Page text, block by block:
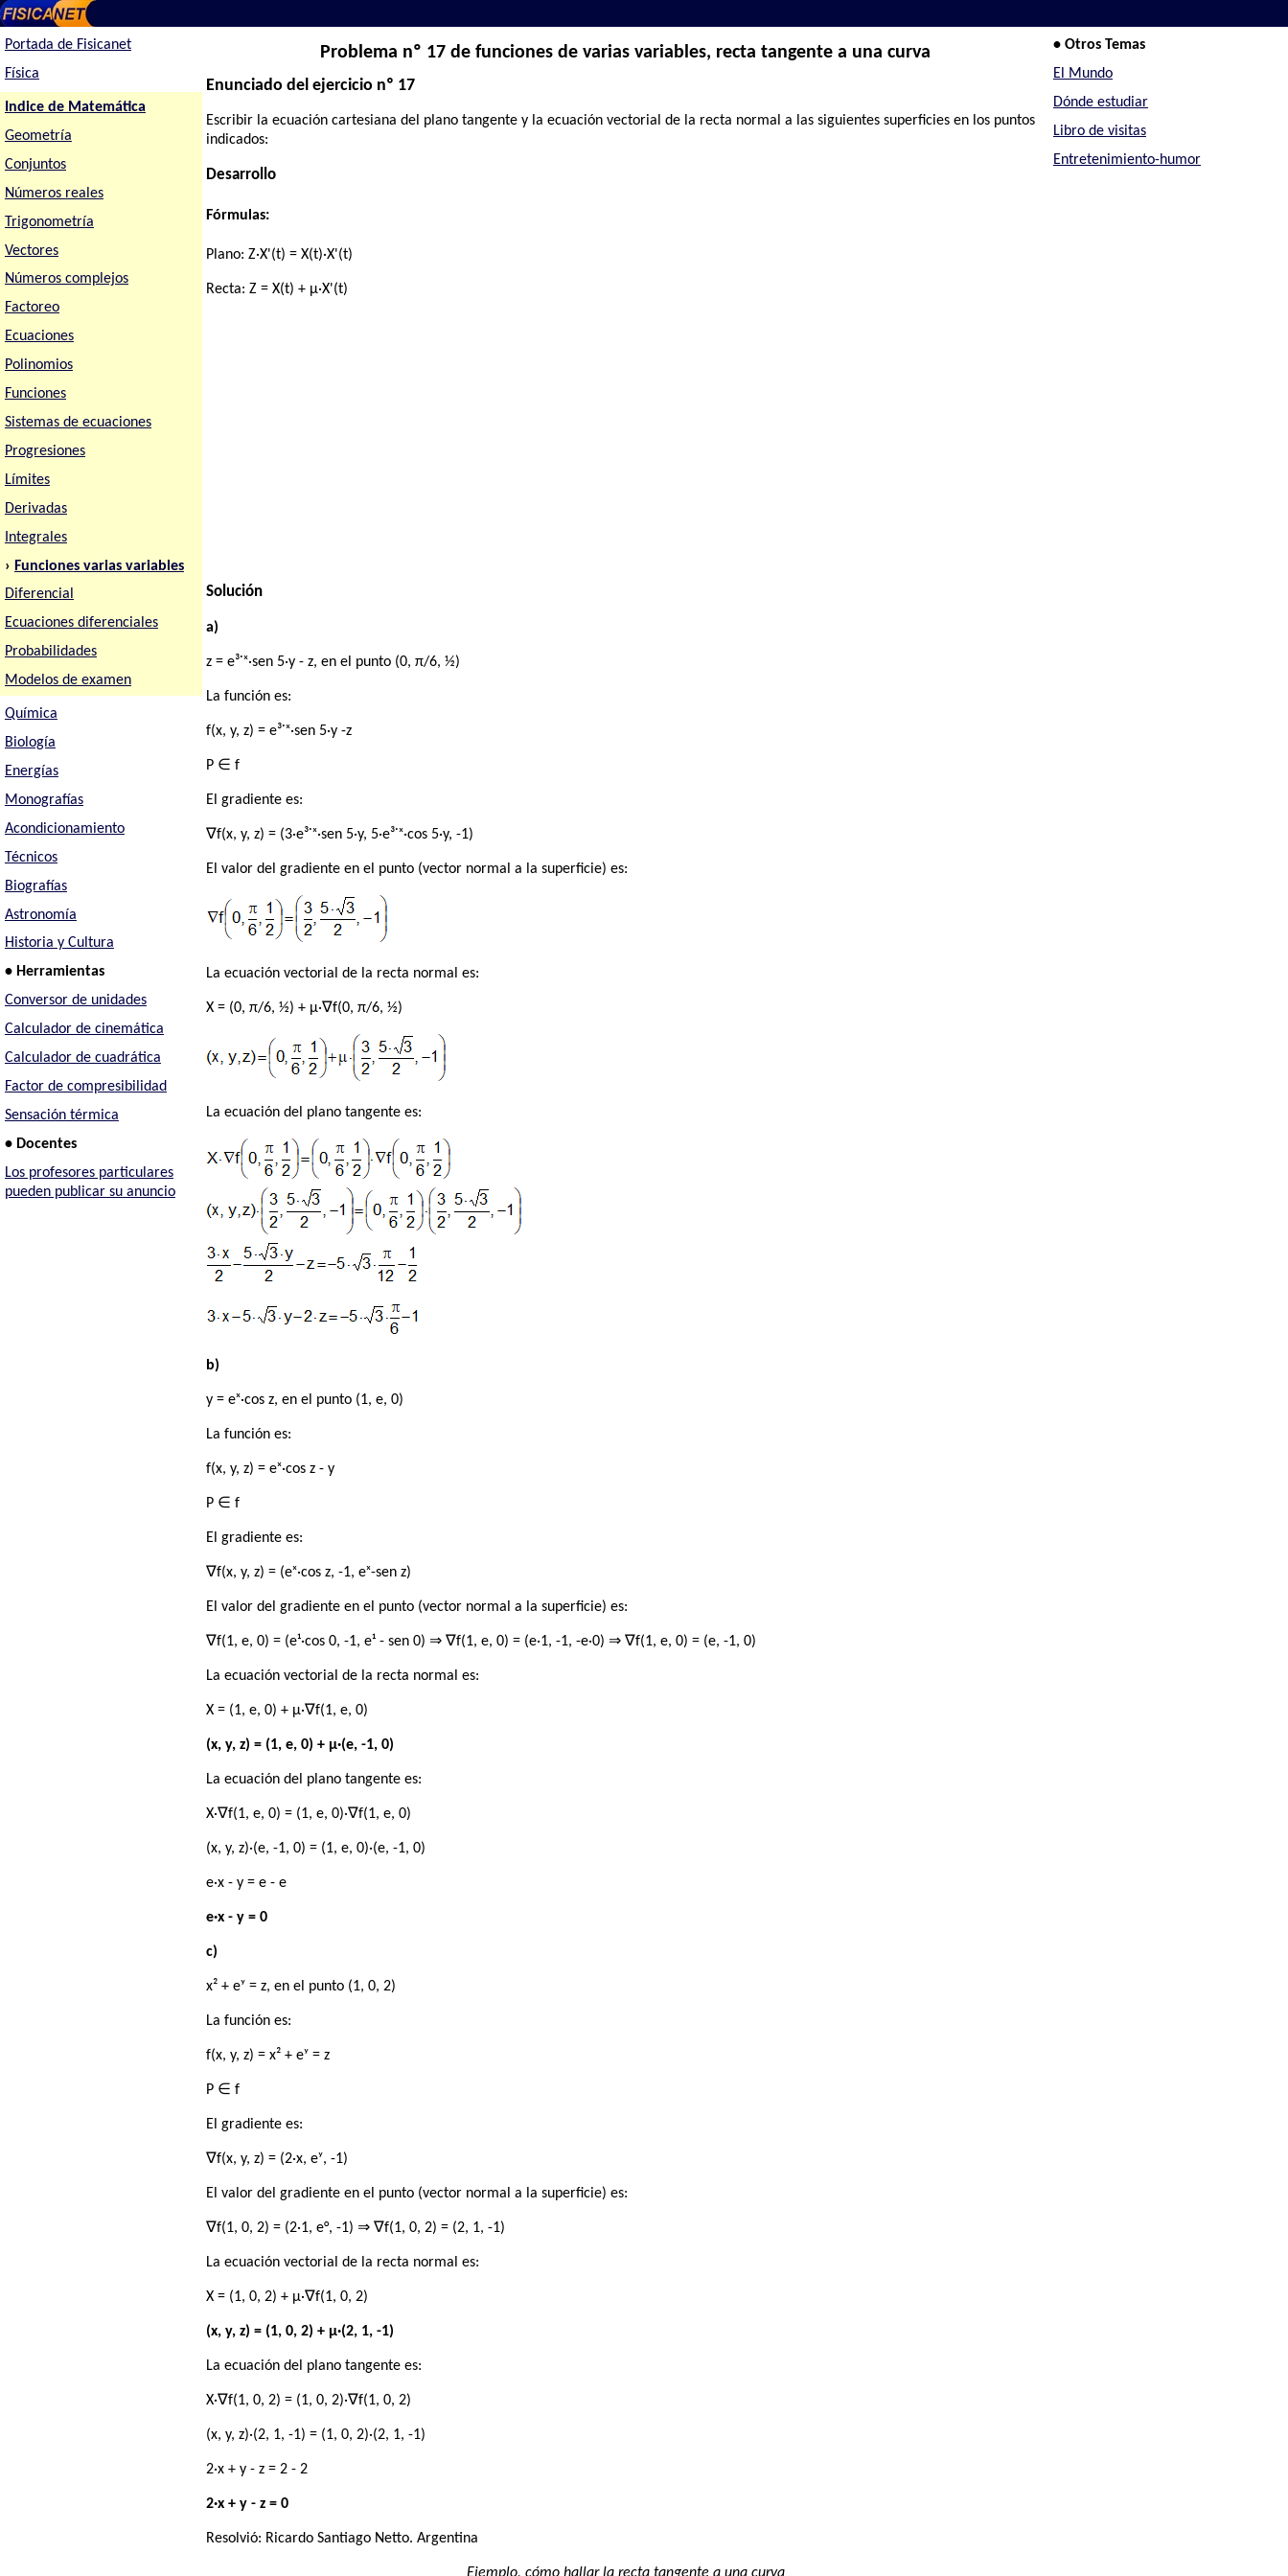
Portada de Fisicanet
Física
Indice de Matemática
Geometría
Conjuntos
Números reales
Trigonometría
Vectores
Números complejos
Factoreo
Ecuaciones
Polinomios
Funciones
Sistemas de ecuaciones
Progresiones
Límites
Derivadas
Integrales
› Funciones varias variables
Diferencial
Ecuaciones diferenciales
Probabilidades
Modelos de examen
Química
Biología
Energías
Monografías
Acondicionamiento
Técnicos
Biografías
Astronomía
Historia y Cultura
• Herramientas
Conversor de unidades
Calculador de cinemática
Calculador de cuadrática
Factor de compresibilidad
Sensación térmica
• Docentes
Los profesores particulares
pueden publicar su anuncio
Problema nº 17 de funciones de varias variables, recta tangente a una curva
Enunciado del ejercicio nº 17
Escribir la ecuación cartesiana del plano tangente y la ecuación vectorial de la recta normal a las siguientes superficies en los puntos
indicados:
Desarrollo
Fórmulas:
Plano:Z·X'(t) = X(t)·X'(t)
Recta:Z = X(t) + μ·X'(t)
Solución
a)
z = e³˙ˣ·sen 5·y - z, en el punto (0, π/6, ½)
La función es:
f(x, y, z) = e³˙ˣ·sen 5·y -z
P ∈ f
El gradiente es:
∇f(x, y, z) = (3·e³˙ˣ·sen 5·y, 5·e³˙ˣ·cos 5·y, -1)
El valor del gradiente en el punto (vector normal a la superficie) es:
La ecuación vectorial de la recta normal es:
X = (0, π/6, ½) + μ·∇f(0, π/6, ½)
La ecuación del plano tangente es:
b)
y = eˣ·cos z, en el punto (1, e, 0)
La función es:
f(x, y, z) = eˣ·cos z - y
P ∈ f
El gradiente es:
∇f(x, y, z) = (eˣ·cos z, -1, eˣ-sen z)
El valor del gradiente en el punto (vector normal a la superficie) es:
∇f(1, e, 0) = (e¹·cos 0, -1, e¹ - sen 0) ⇒ ∇f(1, e, 0) = (e·1, -1, -e·0) ⇒ ∇f(1, e, 0) = (e, -1, 0)
La ecuación vectorial de la recta normal es:
X = (1, e, 0) + μ·∇f(1, e, 0)
(x, y, z) = (1, e, 0) + μ·(e, -1, 0)
La ecuación del plano tangente es:
X·∇f(1, e, 0) = (1, e, 0)·∇f(1, e, 0)
(x, y, z)·(e, -1, 0) = (1, e, 0)·(e, -1, 0)
e·x - y = e - e
e·x - y = 0
c)
x² + eʸ = z, en el punto (1, 0, 2)
La función es:
f(x, y, z) = x² + eʸ = z
P ∈ f
El gradiente es:
∇f(x, y, z) = (2·x, eʸ, -1)
El valor del gradiente en el punto (vector normal a la superficie) es:
∇f(1, 0, 2) = (2·1, e°, -1) ⇒ ∇f(1, 0, 2) = (2, 1, -1)
La ecuación vectorial de la recta normal es:
X = (1, 0, 2) + μ·∇f(1, 0, 2)
(x, y, z) = (1, 0, 2) + μ·(2, 1, -1)
La ecuación del plano tangente es:
X·∇f(1, 0, 2) = (1, 0, 2)·∇f(1, 0, 2)
(x, y, z)·(2, 1, -1) = (1, 0, 2)·(2, 1, -1)
2·x + y - z = 2 - 2
2·x + y - z = 0
Resolvió: Ricardo Santiago Netto. Argentina
• Otros Temas
El Mundo
Dónde estudiar
Libro de visitas
Entretenimiento-humor